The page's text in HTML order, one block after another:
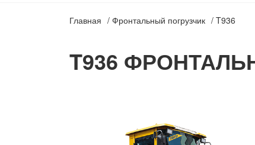
Главная Фронтальный погрузчик T936
T936